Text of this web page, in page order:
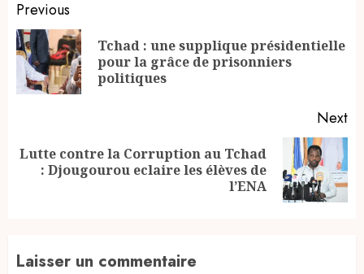
Continue
Reading
Previous
Tchad : une supplique présidentielle
pour la grâce de prisonniers
politiques
Next
Next
Lutte contre la Corruption au Tchad
: Djougourou eclaire les élèves de
l’ENA
Laisser un commentaire